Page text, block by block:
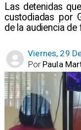
Las detenidas
custodiadas por
de la audiencia
Viernes, 29
Paula
Por